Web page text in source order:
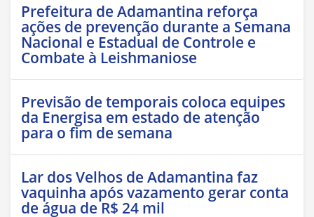
Prefeitura de Adamantina reforça
ações de prevenção durante a Semana
Nacional e Estadual de Controle e
Combate à Leishmaniose
Previsão de temporais coloca equipes
da Energisa em estado de atenção
para o fim de semana
Lar dos Velhos de Adamantina faz
vaquinha após vazamento gerar conta
de água de R$ 24 mil